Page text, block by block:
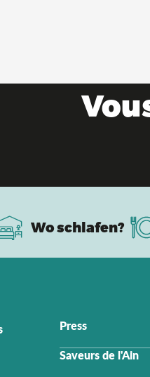
Wo schlafen?
Press
Saveurs de l'Ain